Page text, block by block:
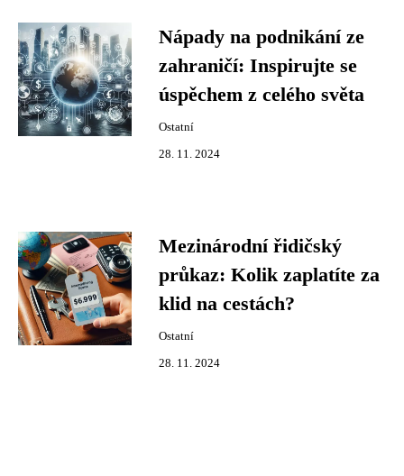
Nápady na podnikání ze
zahraničí: Inspirujte se
úspěchem z celého světa
Ostatní
28. 11. 2024
Mezinárodní řidičský
průkaz: Kolik zaplatíte za
klid na cestách?
Ostatní
28. 11. 2024